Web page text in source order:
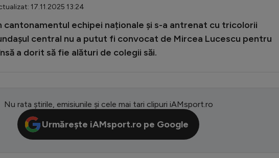
17.11.2025 13:24
cantonamentul echipei naționale și s-a antrenat cu tricolorii
central nu a putut fi convocat de Mircea Lucescu pentru
a dorit să fie alături de colegii săi.
Nu rata știrile, emisiunile și cele mai tari clipuri iAMsport.ro
Urmărește iAMsport.ro pe Google